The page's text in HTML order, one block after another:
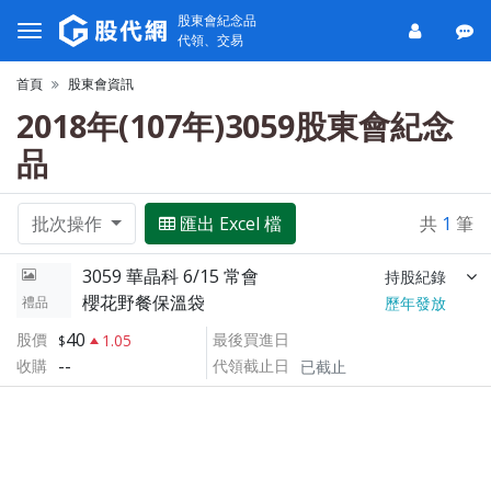
股東會紀念品
代領、交易
首頁 股東會資訊
2018年(107年)3059股東會紀念
品
批次操作 匯出 Excel 檔 共 1 筆
禮品
3059 華晶科 6/15 常會 持股紀錄
櫻花野餐保溫袋
歷年發放
股價
40
1.05
收購 --
最後買進日
代領截止日
已截止